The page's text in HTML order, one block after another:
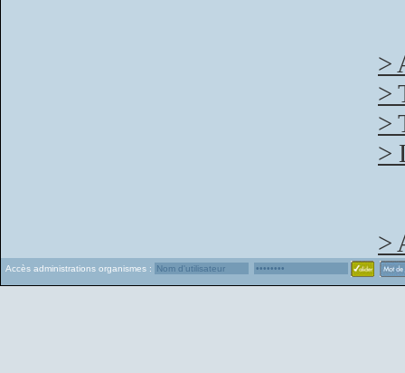
>
>
>
>
>
Accès administrations organismes :